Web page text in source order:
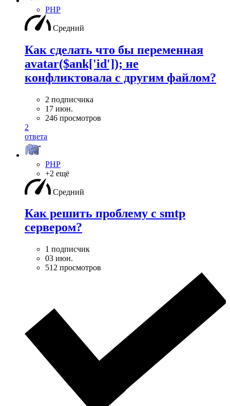
PHP
Средний
Как сделать что бы переменная
avatar($ank['id']); не
конфликтовала с другим файлом?
2 подписчика
17 июн.
246 просмотров
2
ответа
PHP
+2 ещё
Средний
Как решить проблему с smtp
сервером?
1 подписчик
03 июн.
512 просмотров